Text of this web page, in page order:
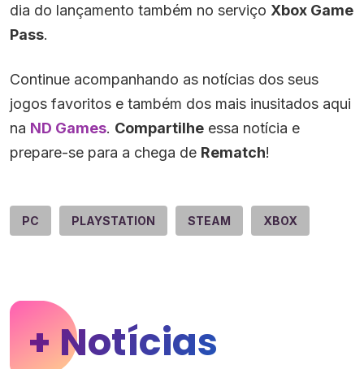
dia do lançamento também no serviço Xbox Game
Pass.
Continue acompanhando as notícias dos seus
jogos favoritos e também dos mais inusitados aqui
na ND Games. Compartilhe essa notícia e
prepare-se para a chega de Rematch!
PC PLAYSTATION STEAM XBOX
+ Notícias